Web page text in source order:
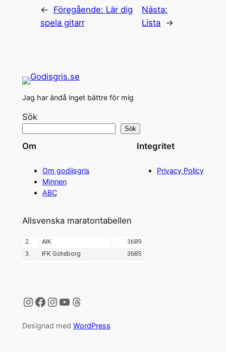
← Föregående: Lär dig
spela gitarr
Nästa:
Lista →
Jag har ändå inget bättre för mig
Sök
Sök
Om
Om godiisgris
Minnen
ABC
Integritet
Privacy Policy
Allsvenska maratontabellen
Instagram
Facebook
Instagram
YouTube
Threads
Designad med WordPress